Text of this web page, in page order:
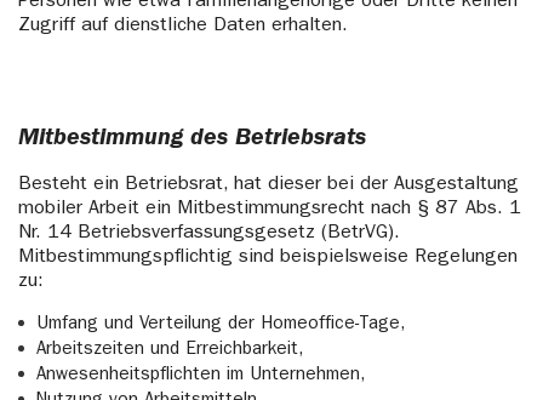
Zugriff auf dienstliche Daten erhalten.
Mitbestimmung des Betriebsrats
Besteht ein Betriebsrat, hat dieser bei der Ausgestaltung
mobiler Arbeit ein Mitbestimmungsrecht nach § 87 Abs. 1
Nr. 14 Betriebsverfassungsgesetz (BetrVG).
Mitbestimmungspflichtig sind beispielsweise Regelungen
zu:
Umfang und Verteilung der Homeoffice-Tage,
Arbeitszeiten und Erreichbarkeit,
Anwesenheitspflichten im Unternehmen,